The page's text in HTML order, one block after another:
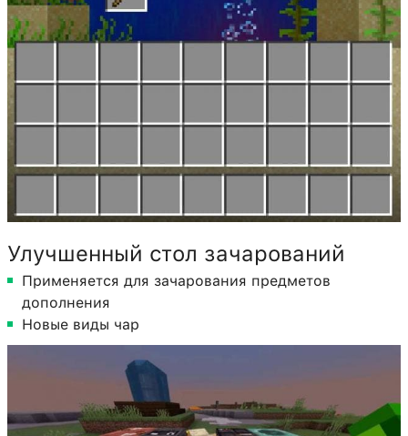
Улучшенный стол зачарований
Применяется для зачарования предметов
дополнения
Новые виды чар